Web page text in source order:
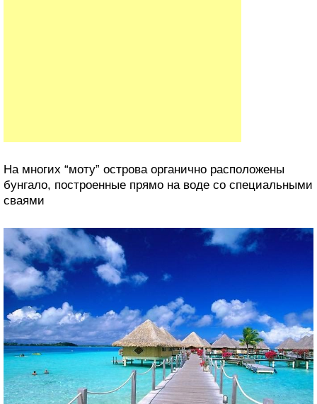
На многих “моту” острова органично расположены
бунгало, построенные прямо на воде со специальными
сваями